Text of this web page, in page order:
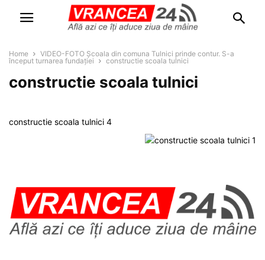
Home
VIDEO-FOTO Școala din comuna Tulnici prinde contur. S-a
început turnarea fundației
constructie scoala tulnici
constructie scoala tulnici
constructie scoala tulnici 4